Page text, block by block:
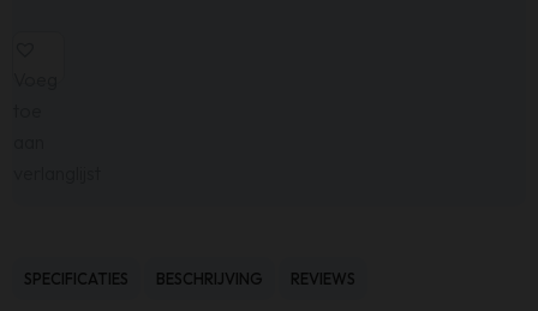
SPECIFICATIES BESCHRIJVING REVIEWS